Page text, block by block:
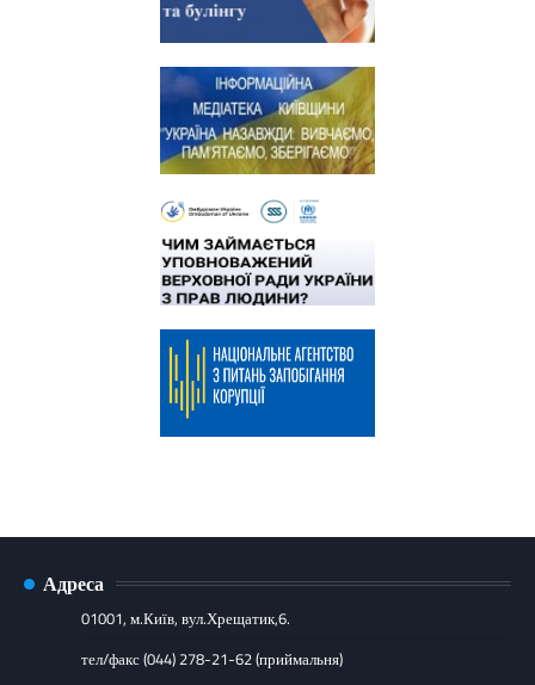
Адреса
01001, м.Київ, вул.Хрещатик,6.
тел/факс (044) 278-21-62 (приймальня)